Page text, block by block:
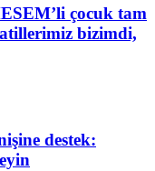
çocuk tam
bizimdi,
destek: